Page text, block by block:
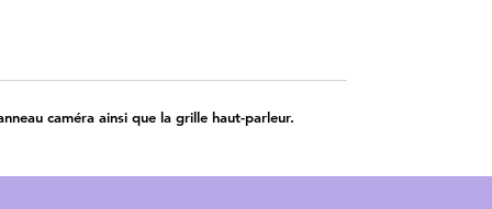
caméra ainsi que la grille haut-parleur.